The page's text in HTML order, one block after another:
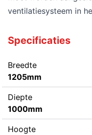
ventilatiesysteem in
Specificaties
Breedte
1205mm
Diepte
1000mm
Hoogte